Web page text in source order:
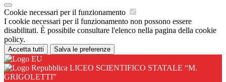
Cookie necessari per il funzionamento
I cookie necessari per il funzionamento non possono essere
disabilitati. È possibile consultare l'elenco nella pagina della cookie
policy.
Accetta tutti Salva le preferenze
LICEO SCIENTIFICO STATALE “M.
GRIGOLETTI”